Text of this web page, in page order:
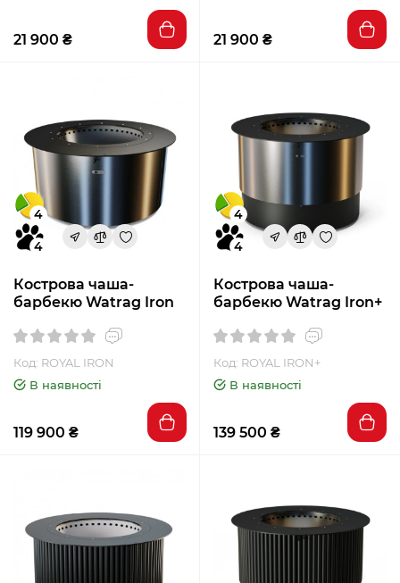
21 900 ₴ 21 900 ₴
4
4
Кострова чаша-
барбекю Watrag Iron
Код: ROYAL IRON
В наявності
119 900 ₴
4
4
Кострова чаша-
барбекю Watrag Iron+
Код: ROYAL IRON+
В наявності
139 500 ₴